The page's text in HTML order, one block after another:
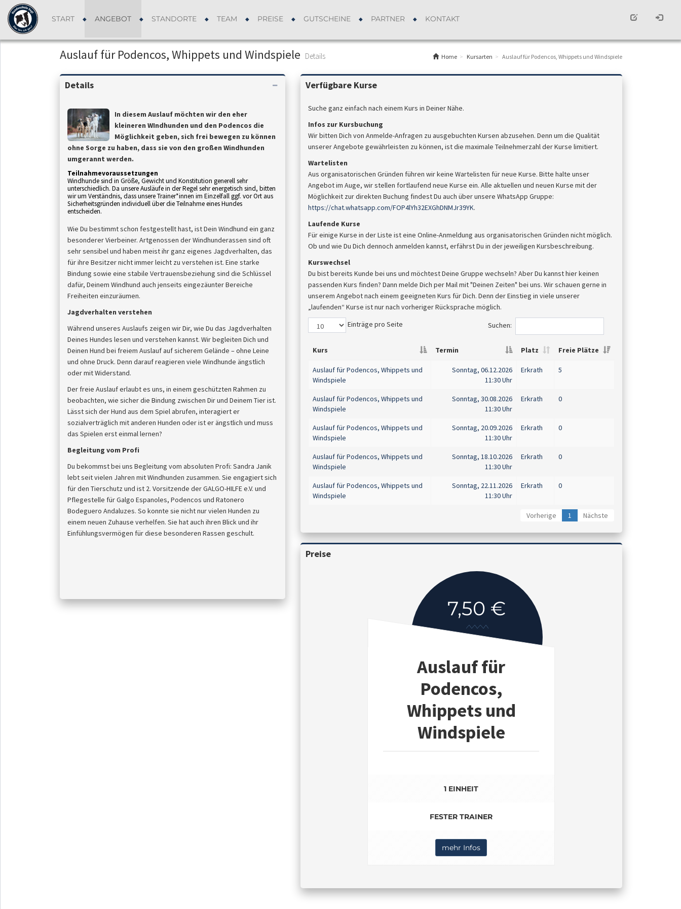
START ANGEBOT STANDORTE TEAM PREISE GUTSCHEINE PARTNER KONTAKT
Auslauf für Podencos, Whippets und Windspiele Details Home Kursarten Auslauf für Podencos, Whippets und Windspiele
Details
In diesem Auslauf möchten wir den eher
kleineren WIndhunden und den Podencos die
Möglichkeit geben, sich frei bewegen zu können
ohne Sorge zu haben, dass sie von den großen Windhunden
umgerannt werden.
Teilnahmevoraussetzungen
Windhunde sind in Größe, Gewicht und Konstitution generell sehr
unterschiedlich. Da unsere Ausläufe in der Regel sehr energetisch sind, bitten
wir um Verständnis, dass unsere Trainer*innen im Einzelfallggf. vor Ort aus
Sicherheitsgründen individuell über die Teilnahme eines Hundes
entscheiden.
Wie Du bestimmt schon festgestellt hast, ist Dein Windhund ein ganz
besonderer Vierbeiner. Artgenossen der Windhunderassen sind oft
sehr sensibel und haben meist ihr ganz eigenes Jagdverhalten, das
für ihre Besitzer nicht immer leicht zu verstehen ist. Eine starke
Bindung sowie eine stabile Vertrauensbeziehung sind die Schlüssel
dafür, Deinem Windhund auch jenseits eingezäunter Bereiche
Freiheiten einzuräumen.
Jagdverhalten verstehen
Während unseres Auslaufs zeigen wir Dir, wie Du das Jagdverhalten
Deines Hundes lesen und verstehen kannst. Wir begleiten Dich und
Deinen Hund bei freiem Auslauf auf sicherem Gelände – ohne Leine
und ohne Druck. Denn darauf reagieren viele Windhunde ängstlich
oder mit Widerstand.
Der freie Auslauf erlaubt es uns, in einem geschützten Rahmen zu
beobachten, wie sicher die Bindung zwischen Dir und Deinem Tier ist.
Lässt sich der Hund aus dem Spiel abrufen, interagiert er
sozialverträglich mit anderen Hunden oder ist er ängstlich und muss
das Spielen erst einmal lernen?
Begleitung vom Profi
Du bekommst bei uns Begleitung vom absoluten Profi: Sandra Janik
lebt seit vielen Jahren mit Windhunden zusammen. Sie engagiert sich
für den Tierschutz und ist 2. Vorsitzende der GALGO-HILFE e.V. und
Pflegestelle für Galgo Espanoles, Podencos und Ratonero
Bodeguero Andaluzes. So konnte sie nicht nur vielen Hunden zu
einem neuen Zuhause verhelfen. Sie hat auch ihren Blick und ihr
Einfühlungsvermögen für diese besonderen Rassen geschult.
Verfügbare Kurse
Suche ganz einfach nach einem Kurs in Deiner Nähe.
Infos zur Kursbuchung
Wir bitten Dich von Anmelde-Anfragen zu ausgebuchten Kursen abzusehen. Denn um die Qualität
unserer Angebote gewährleisten zu können, ist die maximale Teilnehmerzahl der Kurse limitiert.
Wartelisten
Aus organisatorischen Gründen führen wir keine Wartelisten für neue Kurse. Bitte halte unser
Angebot im Auge, wir stellen fortlaufend neue Kurse ein. Alle aktuellen und neuen Kurse mit der
Möglichkeit zur direkten Buchung findest Du auch über unsere WhatsApp Gruppe:
https://chat.whatsapp.com/FOP4lYh32EXGhDNMJr39YK.
Laufende Kurse
Für einige Kurse in der Liste ist eine Online-Anmeldung aus organisatorischen Gründen nicht möglich.
Ob und wie Du Dich dennoch anmelden kannst, erfährst Du in der jeweiligen Kursbeschreibung.
Kurswechsel
Du bist bereits Kunde bei uns und möchtest Deine Gruppe wechseln? Aber Du kannst hier keinen
passenden Kurs finden? Dann melde Dich per Mail mit "Deinen Zeiten" bei uns. Wir schauen gerne in
unserem Angebot nach einem geeigneten Kurs für Dich. Denn der Einstieg in viele unserer
„laufenden“ Kurse ist nur nach vorheriger Rücksprache möglich.
Einträge pro Seite
Suchen:
Kurs Termin Platz Freie Plätze
Auslauf für Podencos, Whippets und
Windspiele
Sonntag, 06.12.2026
11:30 Uhr
Erkrath 5
Auslauf für Podencos, Whippets und
Windspiele
Sonntag, 30.08.2026
11:30 Uhr
Erkrath 0
Auslauf für Podencos, Whippets und
Windspiele
Sonntag, 20.09.2026
11:30 Uhr
Erkrath 0
Auslauf für Podencos, Whippets und
Windspiele
Sonntag, 18.10.2026
11:30 Uhr
Erkrath 0
Auslauf für Podencos, Whippets und
Windspiele
Sonntag, 22.11.2026
11:30 Uhr
Erkrath 0
Vorherige 1 Nächste
Preise
7,50 €
Auslauf für
Podencos,
Whippets und
Windspiele
1 EINHEIT
FESTER TRAINER
mehr Infos